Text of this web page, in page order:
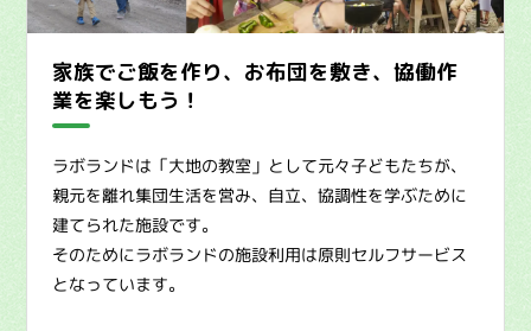
家族でご飯を作り、お布団を敷き、協働作
業を楽しもう！
ラボランドは「大地の教室」として元々子どもたちが、
親元を離れ集団生活を営み、自立、協調性を学ぶために
建てられた施設です。
そのためにラボランドの施設利用は原則セルフサービス
となっています。